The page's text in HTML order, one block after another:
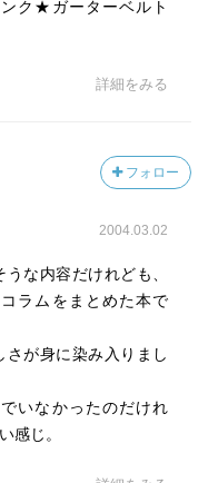
ク★ガーターベルト
詳細をみる
フォロー
2004.03.02
な内容だけれども、
ラムをまとめた本で
が身に染み入りまし
いなかったのだけれ
感じ。